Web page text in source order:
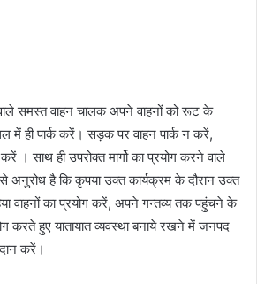
समस्त वाहन चालक अपने वाहनों को रूट के
में ही पार्क करें। सड़क पर वाहन पार्क न करें,
करें । साथ ही उपरोक्त मार्गो का प्रयोग करने वाले
अनुरोध है कि कृपया उक्त कार्यक्रम के दौरान उक्त
वाहनों का प्रयोग करें, अपने गन्तव्य तक पहुंचने के
करते हुए यातायात व्यवस्था बनाये रखने में जनपद
करें।